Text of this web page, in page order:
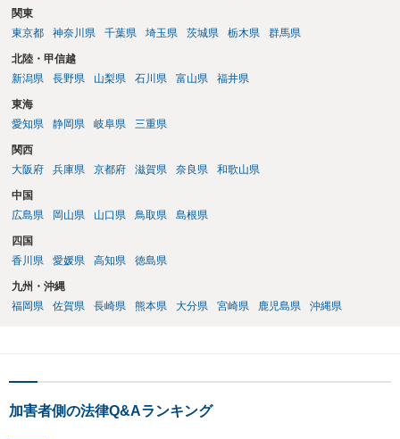
関東
東京都
神奈川県 千葉県 埼玉県 茨城県 栃木県 群馬県
北陸・甲信越
新潟県
長野県 山梨県 石川県 富山県 福井県
東海
愛知県
静岡県 岐阜県 三重県
関西
大阪府
兵庫県 京都府 滋賀県 奈良県 和歌山県
中国
広島県
岡山県 山口県 鳥取県 島根県
四国
香川県
愛媛県 高知県 徳島県
九州・沖縄
福岡県
佐賀県 長崎県 熊本県 大分県 宮崎県 鹿児島県 沖縄県
加害者側の法律Q&Aランキング